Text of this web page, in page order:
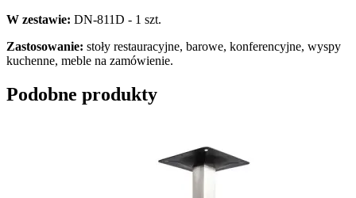
W zestawie: DN-811D - 1 szt.
Zastosowanie: stoły restauracyjne, barowe, konferencyjne, wyspy
kuchenne, meble na zamówienie.
Podobne produkty